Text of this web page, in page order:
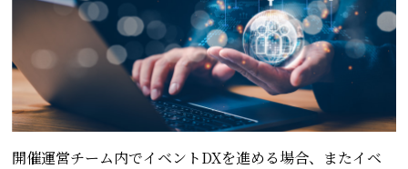
開催運営チーム内でイベントDXを進める場合、またイベ